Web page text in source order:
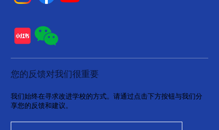
您的反馈对我们很重要
我们始终在寻求改进学校的方式。请通过点击下方按钮与我们分
享您的反馈和建议。